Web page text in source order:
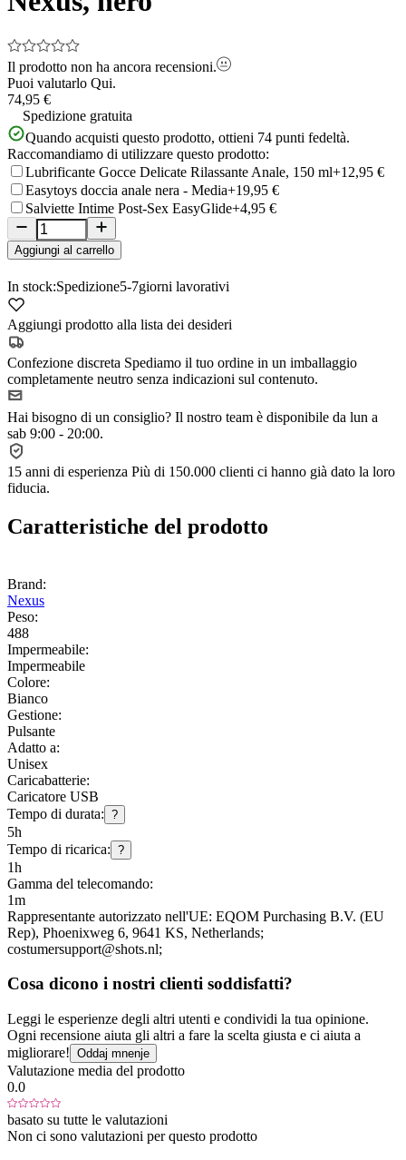
Il prodotto non ha ancora recensioni.
Puoi valutarlo Qui.
74,95 €
Spedizione gratuita
Quando acquisti questo prodotto, ottieni 74 punti fedeltà.
Raccomandiamo di utilizzare questo prodotto:
Lubrificante Gocce Delicate Rilassante Anale, 150 ml+12,95 €
Easytoys doccia anale nera - Media+19,95 €
Salviette Intime Post-Sex EasyGlide+4,95 €
Aggiungi al carrello
In stock:Spedizione5-7giorni lavorativi
Aggiungi prodotto alla lista dei desideri
Confezione discreta Spediamo il tuo ordine in un imballaggio
completamente neutro senza indicazioni sul contenuto.
Hai bisogno di un consiglio? Il nostro team è disponibile da lun a
sab 9:00 - 20:00.
15 anni di esperienza Più di 150.000 clienti ci hanno già dato la loro
fiducia.
Caratteristiche del prodotto
Brand:
Nexus
Peso:
488
Impermeabile:
Impermeabile
Colore:
Bianco
Gestione:
Pulsante
Adatto a:
Unisex
Caricabatterie:
Caricatore USB
Tempo di durata: ?
5h
Tempo di ricarica: ?
1h
Gamma del telecomando:
1m
Rappresentante autorizzato nell'UE: EQOM Purchasing B.V. (EU
Rep), Phoenixweg 6, 9641 KS, Netherlands;
costumersupport@shots.nl;
Cosa dicono i nostri clienti soddisfatti?
Leggi le esperienze degli altri utenti e condividi la tua opinione.
Ogni recensione aiuta gli altri a fare la scelta giusta e ci aiuta a
migliorare! Oddaj mnenje
Valutazione media del prodotto
0.0
basato su tutte le valutazioni
Non ci sono valutazioni per questo prodotto